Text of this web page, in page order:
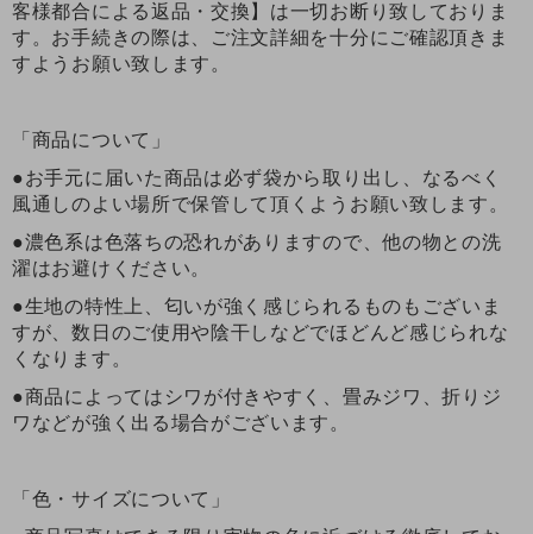
客様都合による返品・交換】は一切お断り致しておりま
す。お手続きの際は、ご注文詳細を十分にご確認頂きま
すようお願い致します。
「商品について」
●お手元に届いた商品は必ず袋から取り出し、なるべく
風通しのよい場所で保管して頂くようお願い致します。
●濃色系は色落ちの恐れがありますので、他の物との洗
濯はお避けください。
●生地の特性上、匂いが強く感じられるものもございま
すが、数日のご使用や陰干しなどでほどんど感じられな
くなります。
●商品によってはシワが付きやすく、畳みジワ、折りジ
ワなどが強く出る場合がございます。
「色・サイズについて」